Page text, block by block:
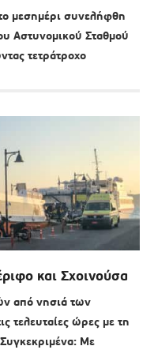
μεσημέρι συνελήφθη
Αστυνομικού Σταθμού
τετράτροχο
και Σχοινούσα
από νησιά των
τελευταίες ώρες με τη
Με